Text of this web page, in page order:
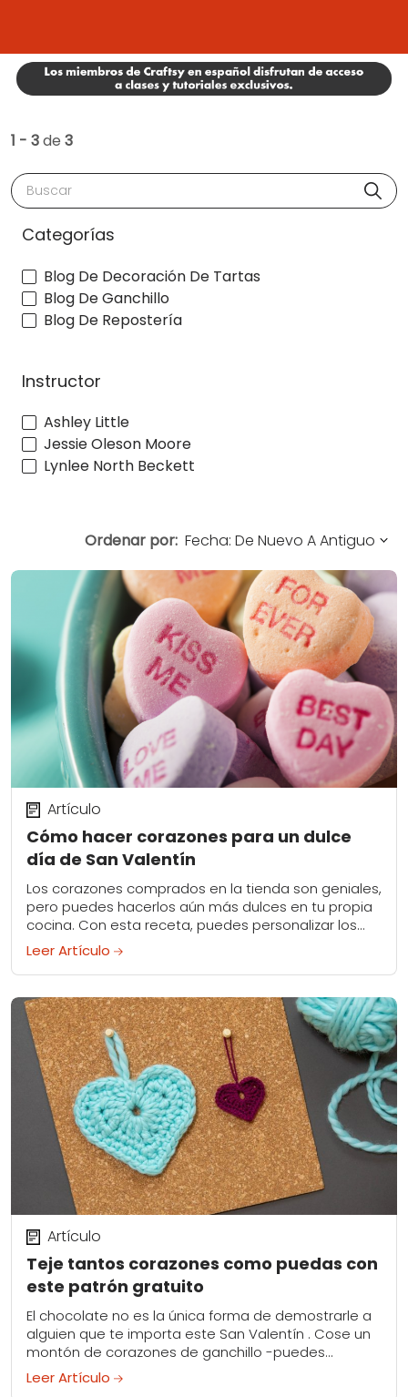
1 - 3de 3
Buscar
Categorías
Blog De Decoración De Tartas
Blog De Ganchillo
Blog De Repostería
Instructor
Ashley Little
Jessie Oleson Moore
Lynlee North Beckett
Ordenar por:
Cómo hacer corazones para un dulce
día de San Valentín
Artículo
Los corazones comprados en la tienda son geniales,
pero puedes hacerlos aún más dulces en tu propia
cocina. Con esta receta, puedes personalizar los
colores, los sabores y las frases...
Leer Artículo
Teje tantos corazones como puedas con
este patrón gratuito
Artículo
El chocolate no es la única forma de demostrarle a
alguien que te importa este San Valentín . Cose un
montón de corazones de ganchillo -puedes
hacerlos utilizando hilo de...
Leer Artículo